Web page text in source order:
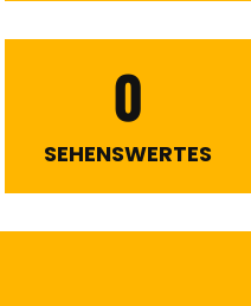
0
SEHENSWERTES